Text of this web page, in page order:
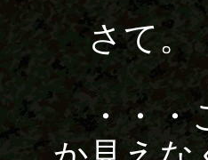
さて。
・・・